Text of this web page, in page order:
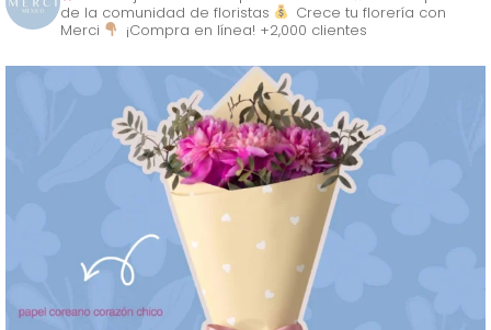
de la comunidad de floristas
Crece tu florería con
Merci
¡Compra en línea! +2,000 clientes